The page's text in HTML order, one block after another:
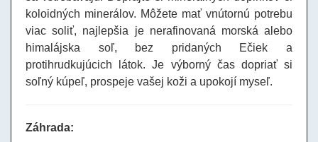
koloidných minerálov. Môžete mať vnútornú potrebu
viac soliť, najlepšia je nerafinovaná morská alebo
himalájska soľ, bez pridaných Ečiek a
protihrudkujúcich látok. Je výborný čas dopriať si
soľný kúpeľ, prospeje vašej koži a upokojí myseľ.
Záhrada: